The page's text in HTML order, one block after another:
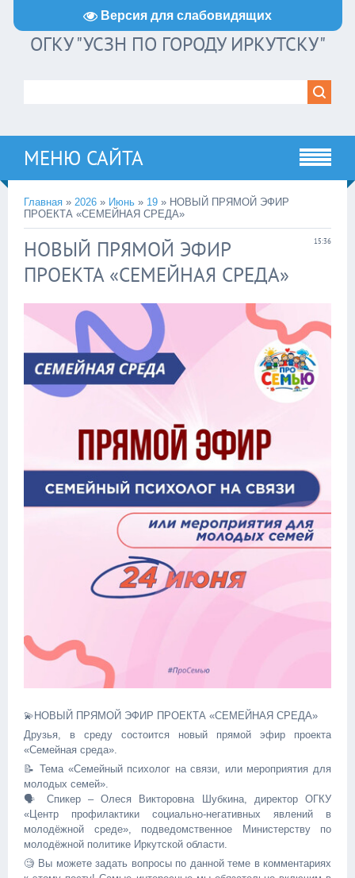
Версия для слабовидящих
ОГКУ "УСЗН ПО ГОРОДУ ИРКУТСКУ"
МЕНЮ САЙТА
Главная » 2026 » Июнь » 19 » НОВЫЙ ПРЯМОЙ ЭФИР
ПРОЕКТА «СЕМЕЙНАЯ СРЕДА»
15:36
НОВЫЙ ПРЯМОЙ ЭФИР
ПРОЕКТА «СЕМЕЙНАЯ СРЕДА»
💫НОВЫЙ ПРЯМОЙ ЭФИР ПРОЕКТА «СЕМЕЙНАЯ СРЕДА»
Друзья, в среду состоится новый прямой эфир проекта
«Семейная среда».
📝 Тема «Семейный психолог на связи, или мероприятия для
молодых семей».
🗣 Спикер – Олеся Викторовна Шубкина, директор ОГКУ
«Центр профилактики социально-негативных явлений в
молодёжной среде», подведомственное Министерству по
молодёжной политике Иркутской области.
🧐 Вы можете задать вопросы по данной теме в комментариях